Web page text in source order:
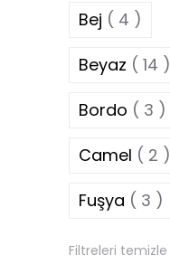
Bej ( 4 )
Beyaz ( 14 )
Bordo ( 3 )
Camel ( 2 )
Fuşya ( 3 )
Haki ( 12 )
Filtreleri temizle